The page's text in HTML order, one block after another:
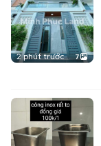
2 phút trước 7